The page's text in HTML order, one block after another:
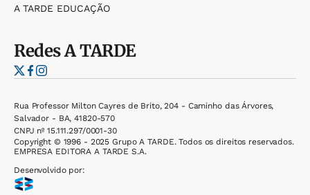
A TARDE EDUCAÇÃO
RedesA TARDE
Rua Professor Milton Cayres de Brito, 204 - Caminho das Árvores,
Salvador - BA, 41820-570
CNPJ nº 15.111.297/0001-30
Copyright © 1996 - 2025 Grupo A TARDE. Todos os direitos reservados.
EMPRESA EDITORA A TARDE S.A.
Desenvolvido por: